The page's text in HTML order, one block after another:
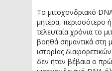
Το μιτοχονδριακό
μητέρα, περισσότερο
τελευταία χρόνια το
βοηθά σημαντικά στη
ιστορίας
δεν ήταν βέβαια ο